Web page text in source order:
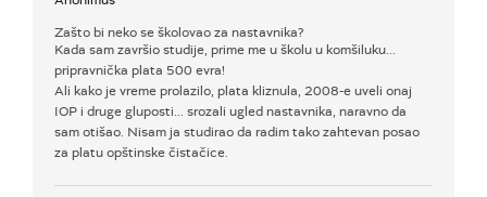
Zašto bi neko se školovao za nastavnika?
Kada sam završio studije, prime me u školu u komšiluku...
pripravnička plata 500 evra!
Ali kako je vreme prolazilo, plata kliznula, 2008-e uveli onaj
IOP i druge gluposti... srozali ugled nastavnika, naravno da
sam otišao. Nisam ja studirao da radim tako zahtevan posao
za platu opštinske čistačice.